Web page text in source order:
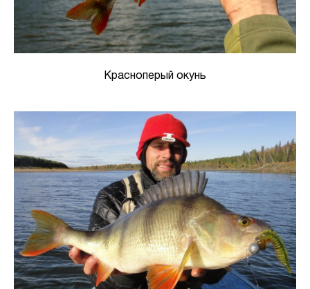
Красноперый окунь